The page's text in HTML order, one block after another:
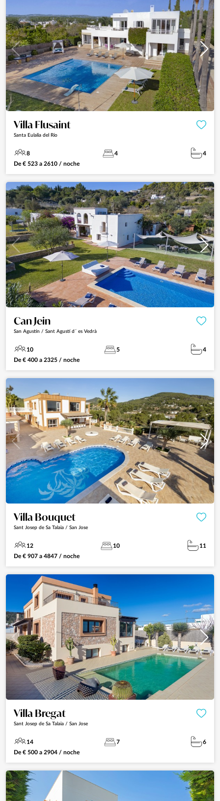
Villa Flusaint
Santa Eulalia del Río
8 4
4
De € 523 a 2610 / noche
Can Jein
San Agustín / Sant Agustí d´ es Vedrà
10 5
4
De € 400 a 2325 / noche
Villa Bouquet
Sant Josep de Sa Talaia / San Jose
12 10
11
De € 907 a 4847 / noche
Villa Bregat
Sant Josep de Sa Talaia / San Jose
14 7
6
De € 500 a 2904 / noche